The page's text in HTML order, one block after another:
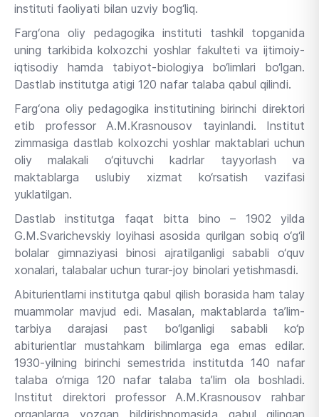
instituti faoliyati bilan uzviy bog‘liq.
Farg‘ona oliy pedagogika instituti tashkil topganida
uning tarkibida kolxozchi yoshlar fakulteti va ijtimoiy-
iqtisodiy hamda tabiyot-biologiya bo‘limlari bo‘lgan.
Dastlab institutga atigi 120 nafar talaba qabul qilindi.
Farg‘ona oliy pedagogika institutining birinchi direktori
etib professor A.M.Krasnousov tayinlandi. Institut
zimmasiga dastlab kolxozchi yoshlar maktablari uchun
oliy malakali o‘qituvchi kadrlar tayyorlash va
maktablarga uslubiy xizmat ko‘rsatish vazifasi
yuklatilgan.
Dastlab institutga faqat bitta bino – 1902 yilda
G.M.Svarichevskiy loyihasi asosida qurilgan sobiq o‘g‘il
bolalar gimnaziyasi binosi ajratilganligi sababli o‘quv
xonalari, talabalar uchun turar-joy binolari yetishmasdi.
Abiturientlarni institutga qabul qilish borasida ham talay
muammolar mavjud edi. Masalan, maktablarda ta’lim-
tarbiya darajasi past bo‘lganligi sababli ko‘p
abiturientlar mustahkam bilimlarga ega emas edilar.
1930-yilning birinchi semestrida institutda 140 nafar
talaba o‘rniga 120 nafar talaba ta’lim ola boshladi.
Institut direktori professor A.M.Krasnousov rahbar
organlarga yozgan bildirishnomasida qabul qilingan